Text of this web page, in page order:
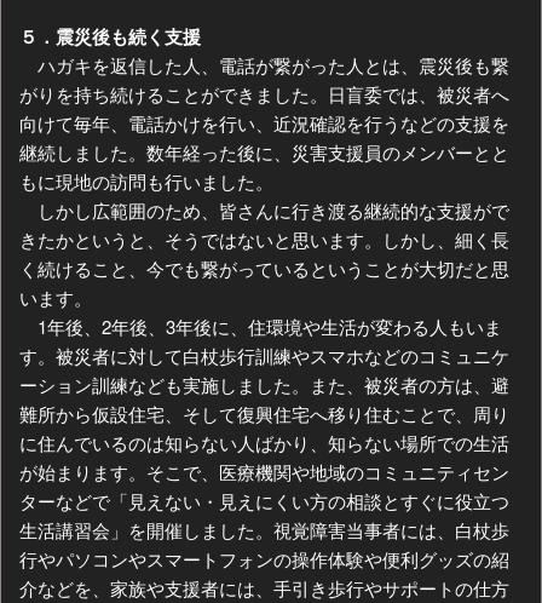
５．震災後も続く支援
ハガキを返信した人、電話が繋がった人とは、震災後も繋
がりを持ち続けることができました。日盲委では、被災者へ
向けて毎年、電話かけを行い、近況確認を行うなどの支援を
継続しました。数年経った後に、災害支援員のメンバーとと
もに現地の訪問も行いました。
しかし広範囲のため、皆さんに行き渡る継続的な支援がで
きたかというと、そうではないと思います。しかし、細く長
く続けること、今でも繋がっているということが大切だと思
います。
1年後、2年後、3年後に、住環境や生活が変わる人もいま
す。被災者に対して白杖歩行訓練やスマホなどのコミュニケ
ーション訓練なども実施しました。また、被災者の方は、避
難所から仮設住宅、そして復興住宅へ移り住むことで、周り
に住んでいるのは知らない人ばかり、知らない場所での生活
が始まります。そこで、医療機関や地域のコミュニティセン
ターなどで「見えない・見えにくい方の相談とすぐに役立つ
生活講習会」を開催しました。視覚障害当事者には、白杖歩
行やパソコンやスマートフォンの操作体験や便利グッズの紹
介などを、家族や支援者には、手引き歩行やサポートの仕方